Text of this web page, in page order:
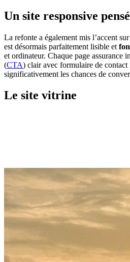
Un site responsive
La refonte a également mis l’accent
est désormais parfaitement lisible et
et ordinateur. Chaque page assurance
(CTA) clair avec formulaire de contact
significativement les chances de
Le site vitrine